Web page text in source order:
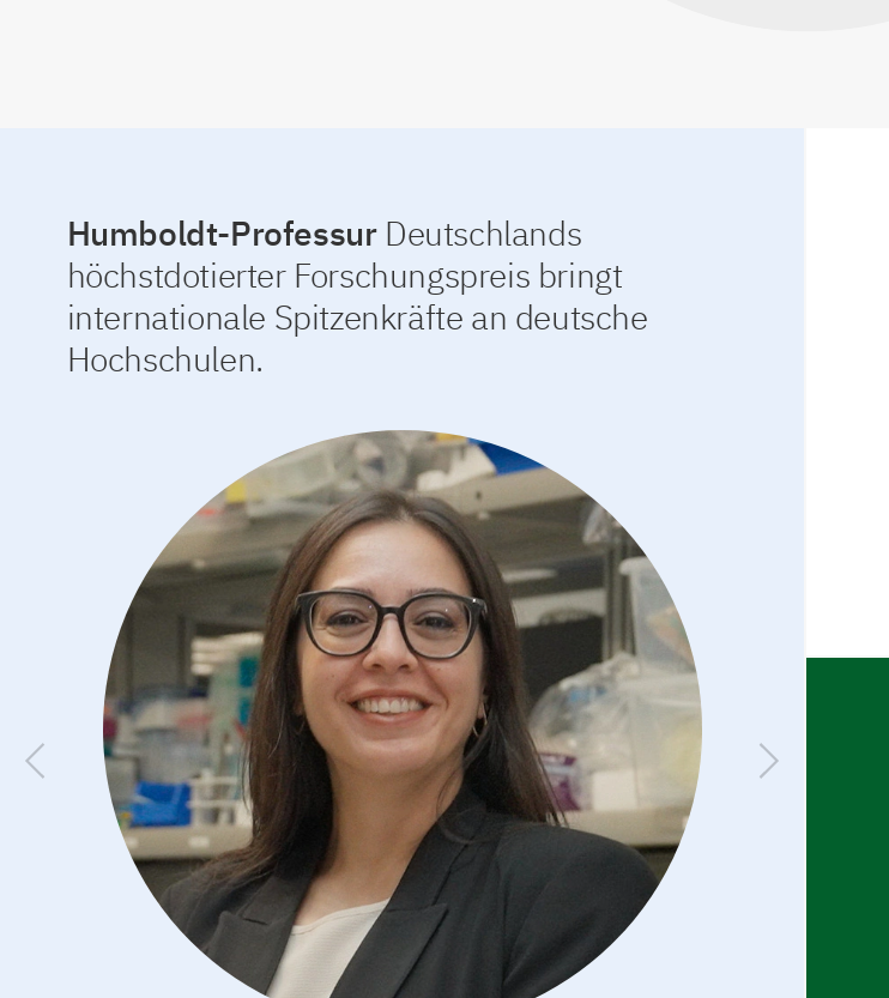
Humboldt-Professur Deutschlands
höchstdotierter Forschungspreis bringt
internationale Spitzenkräfte an deutsche
Hochschulen.